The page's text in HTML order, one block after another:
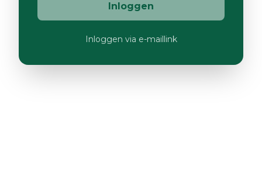
Inloggen
Inloggen via e-maillink